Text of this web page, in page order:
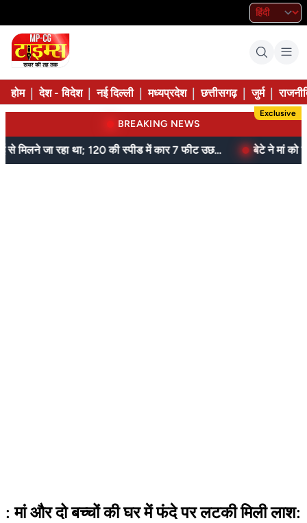
होम देश - विदेश नई दिल्ली मध्यप्रदेश छत्तीसगढ़ जुर्म
BREAKING NEWS
Exclusive
जेल में बंद भाई से मिलने जा रहा था; 120 की स्पीड में कार 7 फीट उछली, दम तोड़ने से पहले बोला- मुझे बचा लो...
: मां और दो बच्चों की घर में फंदे पर लटकी मिली लाश: